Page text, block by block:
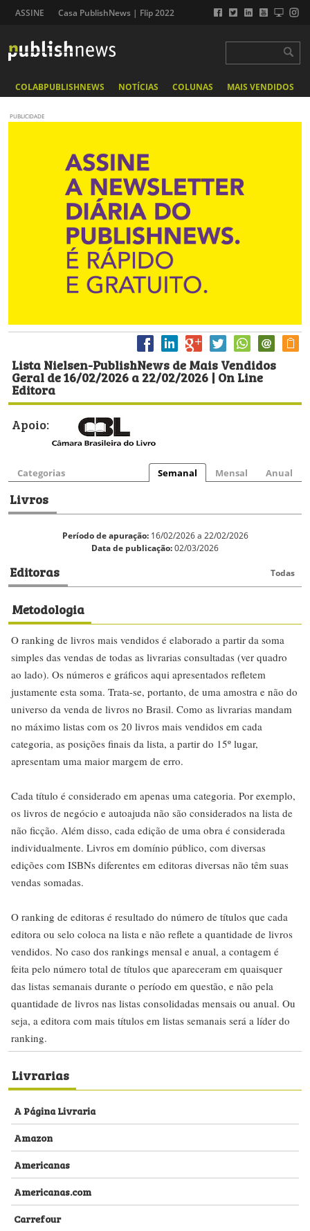
ASSINE Casa PublishNews | Flip 2022
COLABPUBLISHNEWS NOTÍCIAS COLUNAS MAIS VENDIDOS
PUBLICIDADE
Lista Nielsen-PublishNews de Mais Vendidos
Geral de 16/02/2026 a 22/02/2026 | On Line
Editora
Apoio:
Categorias Semanal Mensal Anual
Livros
Período de apuração:16/02/2026 a 22/02/2026
Data de publicação:02/03/2026
Editoras Todas
Metodologia
O ranking de livros mais vendidos é elaborado a partir da soma
simples das vendas de todas as livrarias consultadas (ver quadro
ao lado). Os números e gráficos aqui apresentados refletem
justamente esta soma. Trata-se, portanto, de uma amostra e não do
universo da venda de livros no Brasil. Como as livrarias mandam
no máximo listas com os 20 livros mais vendidos em cada
categoria, as posições finais da lista, a partir do 15º lugar,
apresentam uma maior margem de erro.
Cada título é considerado em apenas uma categoria. Por exemplo,
os livros de negócio e autoajuda não são considerados na lista de
não ficção. Além disso, cada edição de uma obra é considerada
individualmente. Livros em domínio público, com diversas
edições com ISBNs diferentes em editoras diversas não têm suas
vendas somadas.
O ranking de editoras é resultado do número de títulos que cada
editora ou selo coloca na lista e não reflete a quantidade de livros
vendidos. No caso dos rankings mensal e anual, a contagem é
feita pelo número total de títulos que apareceram em quaisquer
das listas semanais durante o período em questão, e não pela
quantidade de livros nas listas consolidadas mensais ou anual. Ou
seja, a editora com mais títulos em listas semanais será a líder do
ranking.
Livrarias
A Página Livraria
Amazon
Americanas
Americanas.com
Carrefour